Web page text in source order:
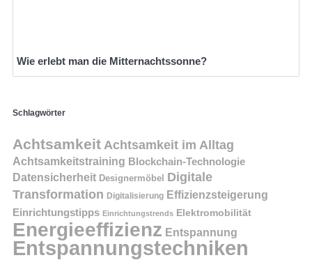
Wie erlebt man die Mitternachtssonne?
Schlagwörter
Achtsamkeit Achtsamkeit im Alltag
Achtsamkeitstraining Blockchain-Technologie
Datensicherheit Designermöbel
Digitale
Transformation Digitalisierung Effizienzsteigerung
Einrichtungstipps Einrichtungstrends Elektromobilität
Energieeffizienz Entspannung
Entspannungstechniken